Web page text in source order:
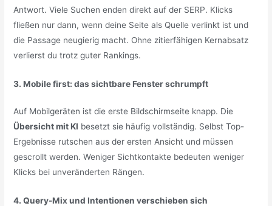
Antwort. Viele Suchen enden direkt auf der SERP. Klicks
fließen nur dann, wenn deine Seite als Quelle verlinkt ist und
die Passage neugierig macht. Ohne zitierfähigen Kernabsatz
verlierst du trotz guter Rankings.
3. Mobile first: das sichtbare Fenster schrumpft
Auf Mobilgeräten ist die erste Bildschirmseite knapp. Die
Übersicht mit KI besetzt sie häufig vollständig. Selbst Top-
Ergebnisse rutschen aus der ersten Ansicht und müssen
gescrollt werden. Weniger Sichtkontakte bedeuten weniger
Klicks bei unveränderten Rängen.
4. Query-Mix und Intentionen verschieben sich